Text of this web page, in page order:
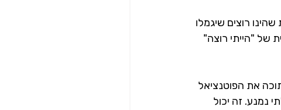
רוצים שיגמלו
של "הייתי רוצה"
את הפוטנציאל
נמנע. זה יכול